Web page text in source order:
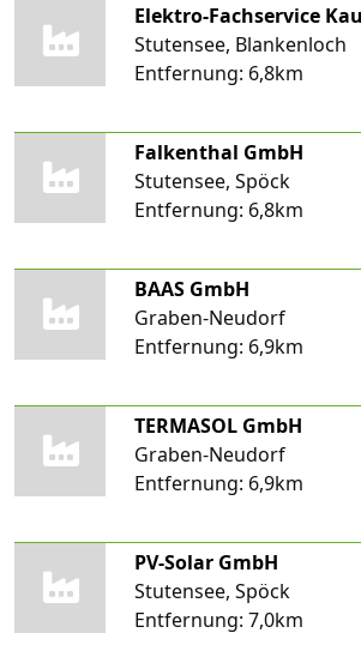
Elektro-Fachservice
Stutensee, Blankenloch
Entfernung: 6,8km
Falkenthal GmbH
Stutensee, Spöck
Entfernung: 6,8km
BAAS GmbH
Graben-Neudorf
Entfernung: 6,9km
TERMASOL GmbH
Graben-Neudorf
Entfernung: 6,9km
PV-Solar GmbH
Stutensee, Spöck
Entfernung: 7,0km